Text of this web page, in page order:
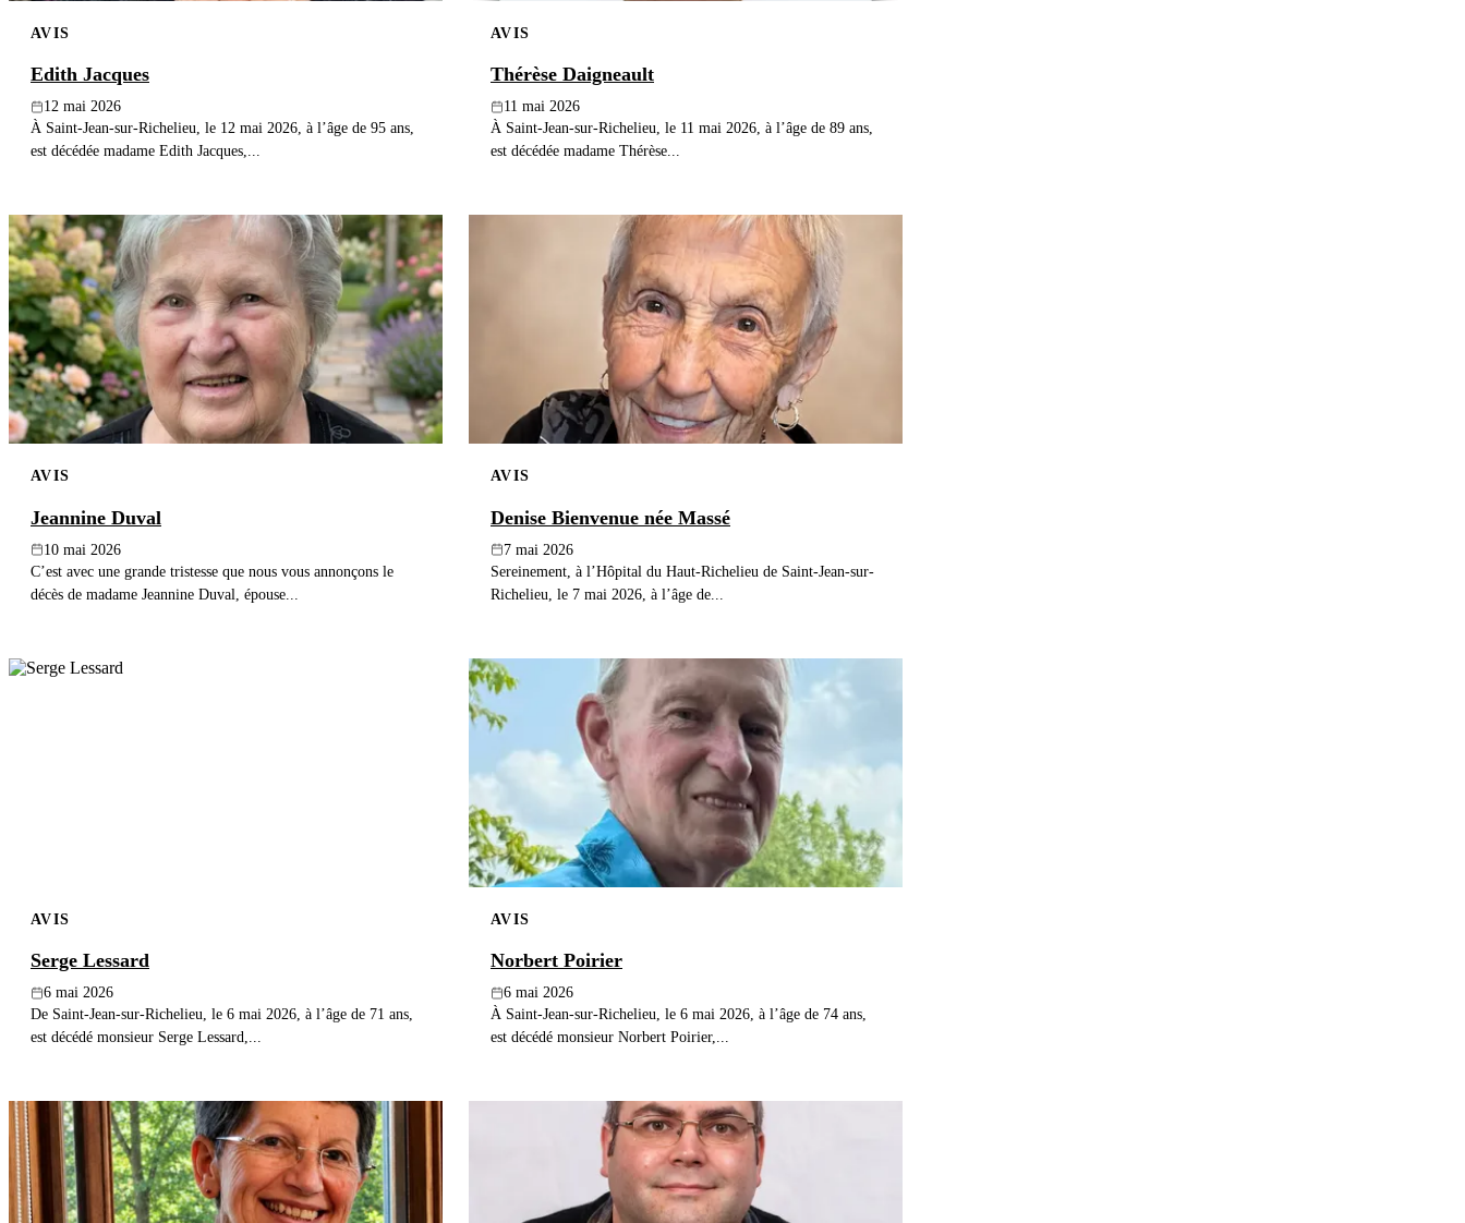
AVIS
Edith Jacques
12 mai 2026
À Saint-Jean-sur-Richelieu, le 12 mai 2026, à l’âge de 95 ans,
est décédée madame Edith Jacques,...
AVIS
Thérèse Daigneault
11 mai 2026
À Saint-Jean-sur-Richelieu, le 11 mai 2026, à l’âge de 89 ans,
est décédée madame Thérèse...
AVIS
Jeannine Duval
10 mai 2026
C’est avec une grande tristesse que nous vous annonçons le
décès de madame Jeannine Duval, épouse...
AVIS
Denise Bienvenue née Massé
7 mai 2026
Sereinement, à l’Hôpital du Haut-Richelieu de Saint-Jean-sur-
Richelieu, le 7 mai 2026, à l’âge de...
AVIS
Serge Lessard
6 mai 2026
De Saint-Jean-sur-Richelieu, le 6 mai 2026, à l’âge de 71 ans,
est décédé monsieur Serge Lessard,...
AVIS
Norbert Poirier
6 mai 2026
À Saint-Jean-sur-Richelieu, le 6 mai 2026, à l’âge de 74 ans,
est décédé monsieur Norbert Poirier,...